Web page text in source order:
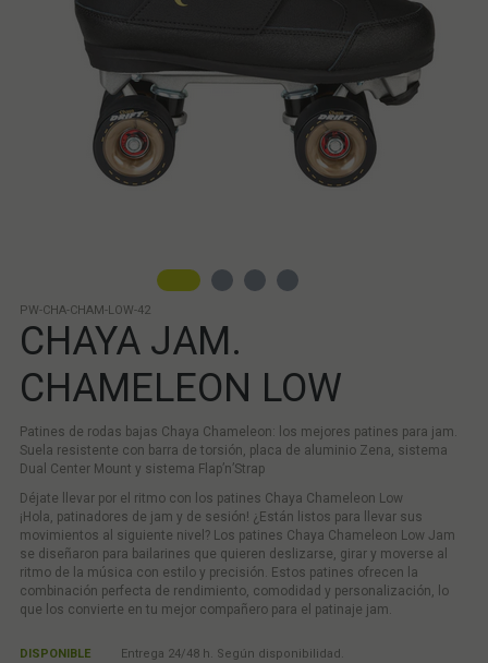
PW-CHA-CHAM-LOW-42
CHAYA JAM.
CHAMELEON LOW
Patines de rodas bajas Chaya Chameleon: los mejores patines para jam.
Suela resistente con barra de torsión, placa de aluminio Zena, sistema
Dual Center Mount y sistema Flap’n’Strap
Déjate llevar por el ritmo con los patines Chaya Chameleon Low
¡Hola, patinadores de jam y de sesión! ¿Están listos para llevar sus
movimientos al siguiente nivel? Los patines Chaya Chameleon Low Jam
se diseñaron para bailarines que quieren deslizarse, girar y moverse al
ritmo de la música con estilo y precisión. Estos patines ofrecen la
combinación perfecta de rendimiento, comodidad y personalización, lo
que los convierte en tu mejor compañero para el patinaje jam.
DISPONIBLE Entrega 24/48 h. Según disponibilidad.